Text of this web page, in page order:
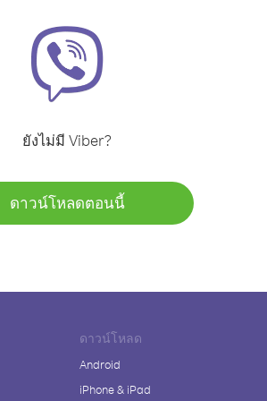
ยังไม่มี Viber?
ดาวน์โหลดตอนนี้
ดาวน์โหลด
Android
iPhone & iPad